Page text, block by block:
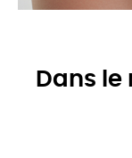
Dans